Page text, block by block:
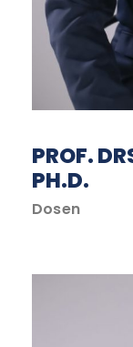
PROF.
PH.D.
Dosen